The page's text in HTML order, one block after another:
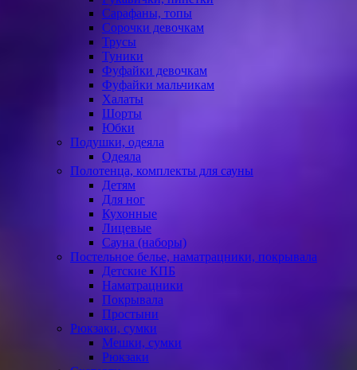
Сарафаны, топы
Сорочки девочкам
Трусы
Туники
Фуфайки девочкам
Фуфайки мальчикам
Халаты
Шорты
Юбки
Подушки, одеяла
Одеяла
Полотенца, комплекты для сауны
Детям
Для ног
Кухонные
Лицевые
Сауна (наборы)
Постельное белье, наматрацники, покрывала
Детские КПБ
Наматрацники
Покрывала
Простыни
Рюкзаки, сумки
Мешки, сумки
Рюкзаки